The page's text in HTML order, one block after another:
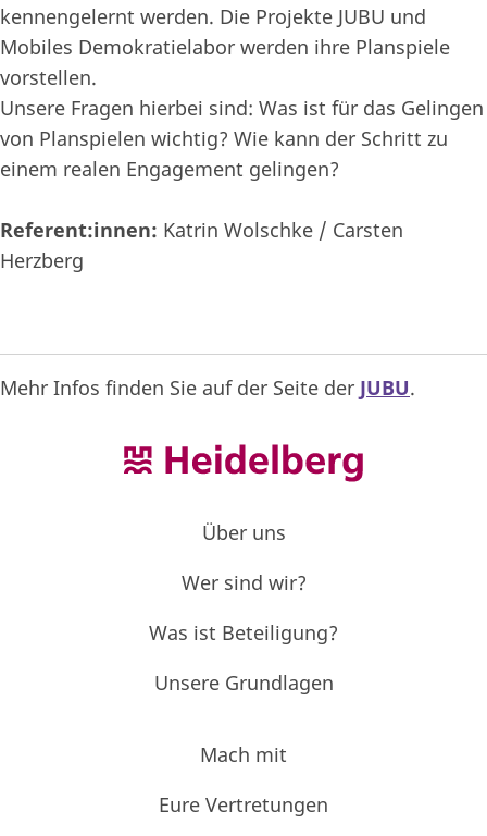
kennengelernt werden. Die Projekte JUBU und
Mobiles Demokratielabor werden ihre Planspiele
vorstellen.
Unsere Fragen hierbei sind: Was ist für das Gelingen
von Planspielen wichtig? Wie kann der Schritt zu
einem realen Engagement gelingen?
Referent:innen: Katrin Wolschke / Carsten
Herzberg
Mehr Infos finden Sie auf der Seite der JUBU.
Mach mit
Eure Vertretungen
Über uns
Wer sind wir?
Was ist Beteiligung?
Unsere Grundlagen